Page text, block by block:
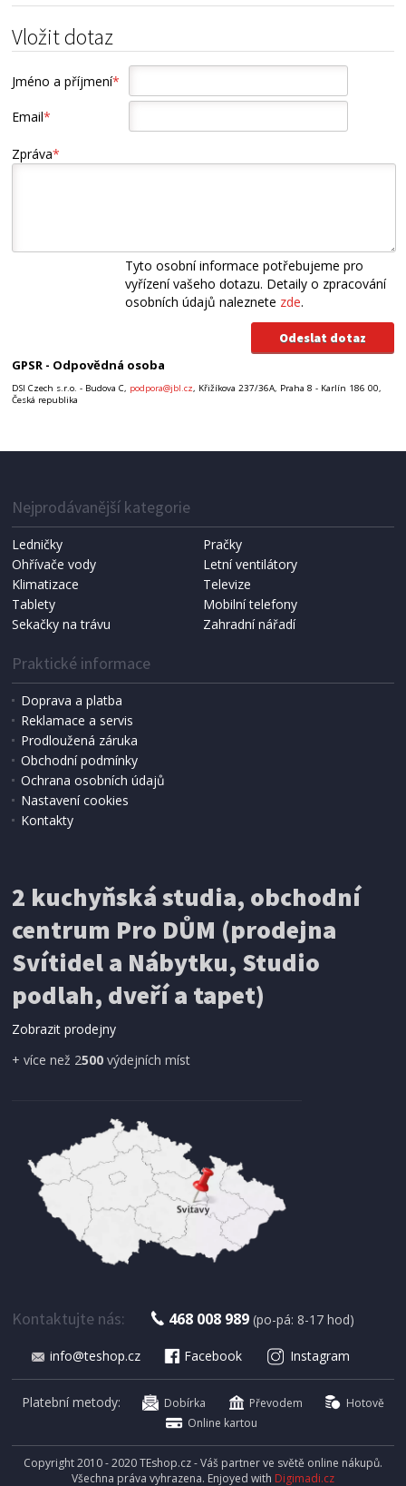
Vložit dotaz
Jméno a příjmení*
Email*
Zpráva*
Tyto osobní informace potřebujeme pro
vyřízení vašeho dotazu. Detaily o zpracování
osobních údajů naleznete zde.
GPSR - Odpovědná osoba
DSI Czech s.r.o. - Budova C, podpora@jbl.cz, Křižíkova 237/36A, Praha 8 - Karlín 186 00,
Česká republika
Nejprodávanější kategorie
Ledničky
Pračky
Ohřívače vody
Letní ventilátory
Klimatizace
Televize
Tablety
Mobilní telefony
Sekačky na trávu
Zahradní nářadí
Praktické informace
Doprava a platba
Reklamace a servis
Prodloužená záruka
Obchodní podmínky
Ochrana osobních údajů
Nastavení cookies
Kontakty
2 kuchyňská studia, obchodní
centrum Pro DŮM (prodejna
Svítidel a Nábytku, Studio
podlah, dveří a tapet)
Zobrazit prodejny
+ více než 2500 výdejních míst
Kontaktujte nás: 468 008 989 (po-pá: 8-17 hod)
info@teshop.cz Facebook Instagram
Platební metody: Dobírka Převodem
Hotově
Online kartou
Copyright 2010 - 2020 TEshop.cz - Váš partner ve světě online nákupů.
Všechna práva vyhrazena. Enjoyed with Digimadi.cz